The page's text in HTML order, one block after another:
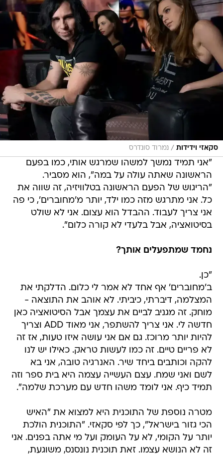
סקאזי וידידות / נמרוד סונדרס
"אני תמיד נמשך למשהו שמרגש אותי, כמו בפעם
הראשונה שאתה עולה על במה", הוא מסביר.
"הריגוש של הפעם הראשונה בטלוויזיה, זה שווה את
כל. אני מתרגש מזה כמו ילד, יותר מ'מחוברים', כי פה
אני צריך לעבוד. ההבדל הוא עצום. אני לא שולט
בסיטואציה, אבל בלעדי לא קורה כלום".
נחמד שמתפעלים אותך?
"כן.
ב'מחוברים' אף אחד לא אמר לי כלום. הדלקתי את
המצלמה, דיברתי, כיביתי. לא אוהב את התוצאה -
מוחק. זה מגניב לביים את עצמך אבל הסיטואציה כאן
חדשה לי. אני צריך להשתפר, אני מאוד ADD וצריך
להיות יותר מרוכז. גם אם אני עושה איזו טעות, אז זה
לא פריים טיים. זה כמו לעשות טראק. כאילו יש לנו
להקה וכותבים ביחד שיר. האנרגיה טובה, אני בא
לשם ואני שמח. עצם העשייה עצמה היא בית ספר וזה
תמיד כיף. אני לומד משהו חדש עם מערכת שלמה".
מטרה נוספת של התוכנית היא למצוא את "האיש
הכי גזור בישראל", כך לפי סקאזי. "התוכנית הולכת
יותר על הקומי, לא על העומק ועל מי אתה בפנים. אני
זה לא הנושא עצמו. זאת תוכנית נונסנס, משוגעת,